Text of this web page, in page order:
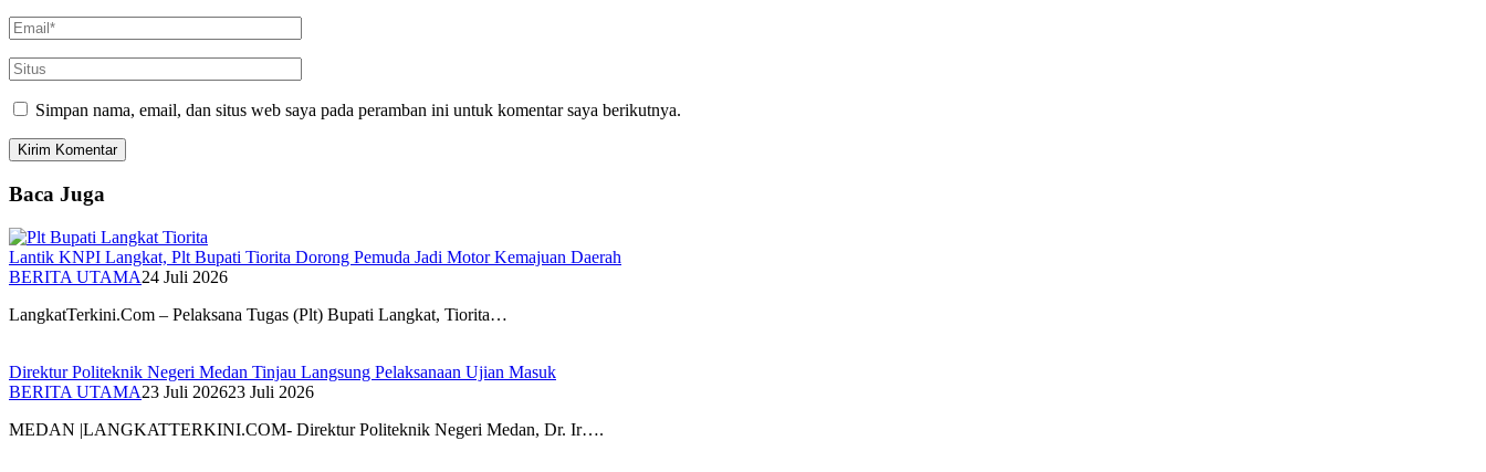
Simpan nama, email, dan situs web saya pada peramban ini untuk komentar saya berikutnya.
Baca Juga
Lantik KNPI Langkat, Plt Bupati Tiorita Dorong Pemuda Jadi Motor Kemajuan Daerah
BERITA UTAMA24 Juli 2026
LangkatTerkini.Com – Pelaksana Tugas (Plt) Bupati Langkat, Tiorita…
Direktur Politeknik Negeri Medan Tinjau Langsung Pelaksanaan Ujian Masuk
BERITA UTAMA23 Juli 202623 Juli 2026
MEDAN |LANGKATTERKINI.COM- Direktur Politeknik Negeri Medan, Dr. Ir….